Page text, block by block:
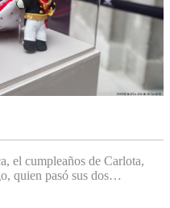
el cumpleaños de Carlota,
quien pasó sus dos…